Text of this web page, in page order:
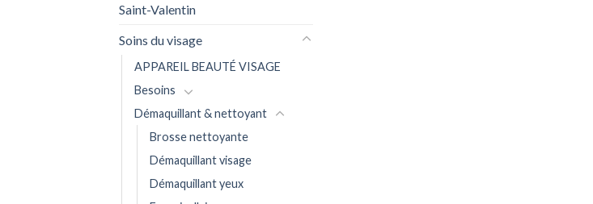
Saint-Valentin
Soins du visage
APPAREIL BEAUTÉ VISAGE
Besoins
Démaquillant & nettoyant
Brosse nettoyante
Démaquillant visage
Démaquillant yeux